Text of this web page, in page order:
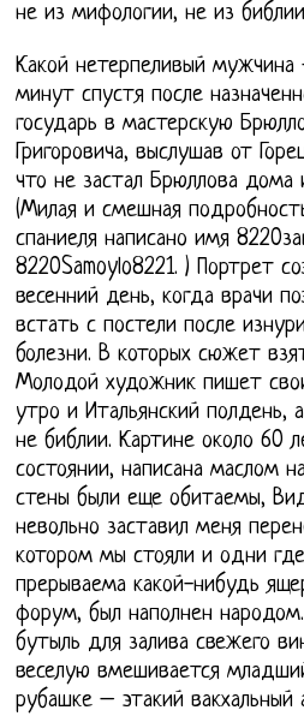
не из мифологии, не из
Какой нетерпеливый
минут спустя после
государь в мастерскую
Григоровича, выслушав от
что не застал Брюллова дома
(Милая и смешная
спаниеля написано имя
8220Samoylo8221. ) Портрет
весенний день, когда врачи
встать с постели после
болезни. В которых сюжет
Молодой художник пишет
утро и Итальянский полдень,
не библии. Картине около 60
состоянии, написана маслом
стены были еще обитаемы,
невольно заставил меня
котором мы стояли и одни
прерываема какой-нибудь
форум, был наполнен
бутыль для залива свежего
веселую вмешивается
рубашке – этакий